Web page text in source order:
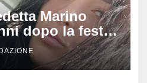
Marino
dopo la festa
trovata senza
è giallo